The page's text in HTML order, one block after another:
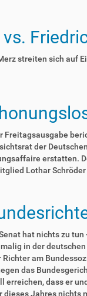
streiten sich auf
Freitagsausgabe
der
erstatten.
Lothar
hat nichts zu
in der
am
das
erreichen, dass er
Jahres nichts